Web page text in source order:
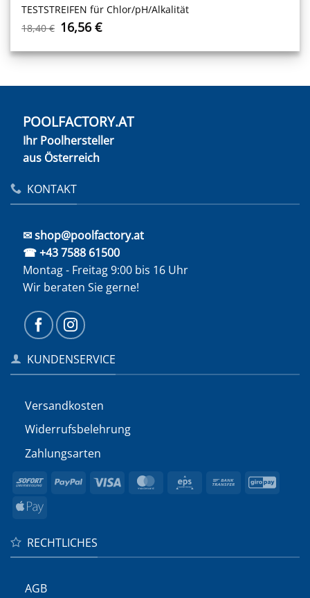
TESTSTREIFEN für Chlor/pH/Alkalität
18,40€ Ursprünglicher
Preis
war:
18,40 €
16,56€Aktueller
ist:
16,56 €.
POOLFACTORY.AT
Ihr Poolhersteller
aus Österreich
KONTAKT
✉ shop@poolfactory.at
☎ +43 7588 61500
Montag - Freitag 9:00 bis 16 Uhr
Wir beraten Sie gerne!
KUNDENSERVICE
Versandkosten
Widerrufs­belehrung
Zahlungsarten
Sofort PayPal Visa MasterCard
Eps
Bank
Apple
RECHTLICHES
AGB